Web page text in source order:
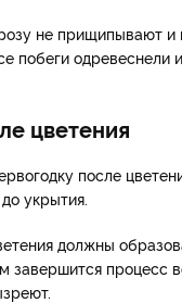
не прищипывают и
побеги одревеснели
цветения
после
укрытия.
должны
завершится процесс